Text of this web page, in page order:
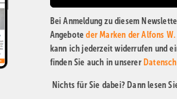
Bei Anmeldung zu diesem
Angeboteder Marken der Alfons
kann ich jederzeit widerrufen und
finden Sie auch in unserer
Nichts für Sie dabei? Dann lesen